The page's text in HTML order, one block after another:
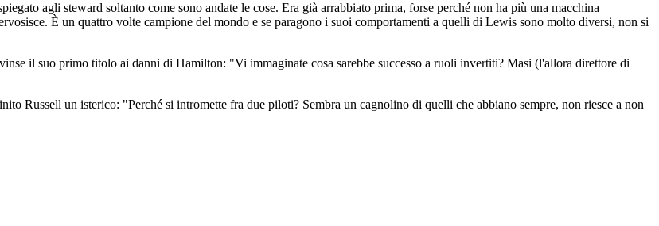
agli steward soltanto come sono andate le cose. Era già arrabbiato prima, forse perché non ha più una macchina
È un quattro volte campione del mondo e se paragono i suoi comportamenti a quelli di Lewis sono molto diversi, non si
il suo primo titolo ai danni di Hamilton: "Vi immaginate cosa sarebbe successo a ruoli invertiti? Masi (l'allora direttore di
Russell un isterico: "Perché si intromette fra due piloti? Sembra un cagnolino di quelli che abbiano sempre, non riesce a non